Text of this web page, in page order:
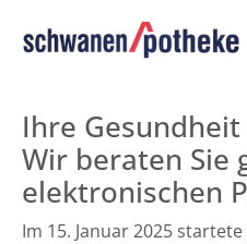
Ihre
Wir beraten Sie
elektronischen
Im 15. Januar 2025